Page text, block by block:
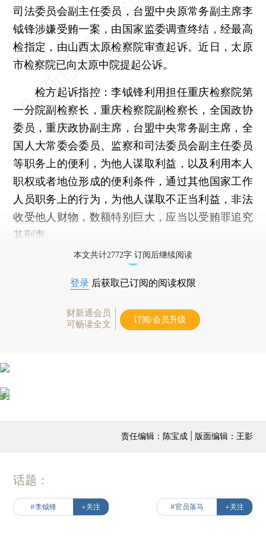
司法委员会副主任委员，台盟中央原常务副主席李
钺锋涉嫌受贿一案，由国家监委调查终结，经最高
检指定，由山西太原检察院审查起诉。近日，太原
市检察院已向太原中院提起公诉。
检方起诉指控：李钺锋利用担任重庆检察院第
一分院副检察长，重庆检察院副检察长，全国政协
委员，重庆政协副主席，台盟中央常务副主席，全
国人大常委会委员、监察和司法委员会副主任委员
等职务上的便利，为他人谋取利益，以及利用本人
职权或者地位形成的便利条件，通过其他国家工作
人员职务上的行为，为他人谋取不正当利益，非法
收受他人财物，数额特别巨大，应当以受贿罪追究
其刑责。
本文共计2772字 订阅后继续阅读
登录 后获取已订阅的阅读权限
财新通会员
可畅读全文
订阅/会员升级
责任编辑：陈宝成 | 版面编辑：王影
话题：
#李钺锋 +关注 #官员落马 +关注